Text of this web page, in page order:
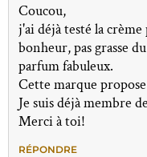
Coucou,
j'ai déjà testé la
bonheur, pas grasse
parfum fabuleux.
Cette marque
Je suis déjà membre
Merci à toi!
RÉPONDRE